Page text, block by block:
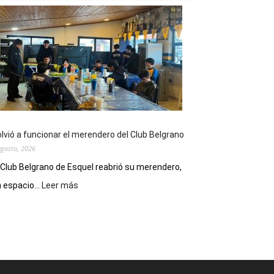
el
Cine
Municipal
presenta
dos
funciones
de
Spider
Un
a funcionar el merendero del Club Belgrano
2026
Club Belgrano de Esquel reabrió su merendero,
espacio...
Leer más
del